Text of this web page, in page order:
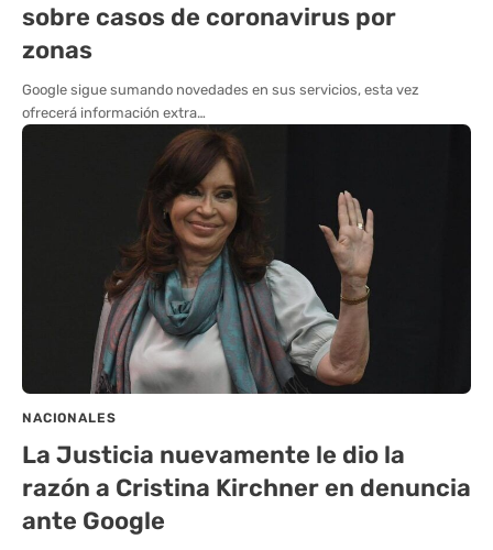
sobre casos de coronavirus por
zonas
Google sigue sumando novedades en sus servicios, esta vez
ofrecerá información extra…
NACIONALES
La Justicia nuevamente le dio la
razón a Cristina Kirchner en denuncia
ante Google